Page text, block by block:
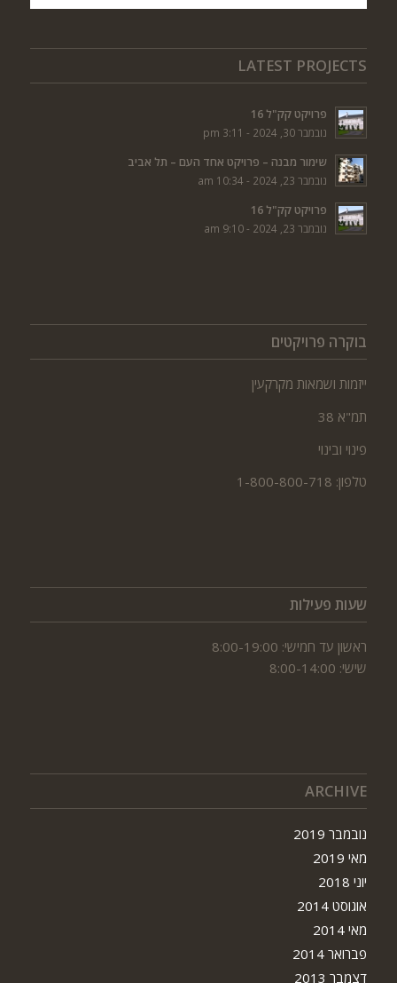
LATEST PROJECTS
פרויקט קק"ל 16
נובמבר 30, 2024 - 3:11 pm
שימור מבנה – פרויקט אחד העם – תל אביב
נובמבר 23, 2024 - 10:34 am
פרויקט קק"ל 16
נובמבר 23, 2024 - 9:10 am
בוקרה פרויקטים
ייזמות ושמאות מקרקעין
תמ"א 38
פינוי ובינוי
טלפון: 1-800-800-718
שעות פעילות
ראשון עד חמישי: 8:00-19:00
שישי: 8:00-14:00
ARCHIVE
נובמבר 2019
מאי 2019
יוני 2018
אוגוסט 2014
מאי 2014
פברואר 2014
דצמבר 2013